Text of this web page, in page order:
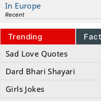
In Europe
Recent
Trending
Sad Love Quotes
Dard Bhari Shayari
Girls Jokes